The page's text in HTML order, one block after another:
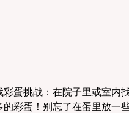
彩蛋挑战：在院子里或室内
的彩蛋！别忘了在蛋里放一